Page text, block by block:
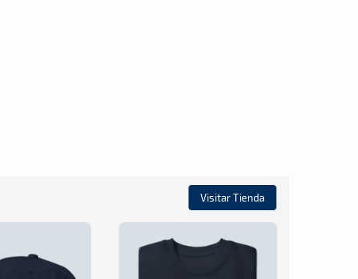
Visitar Tienda